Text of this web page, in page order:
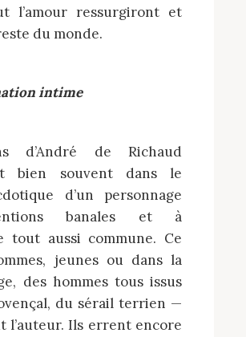
l’amour ressurgiront et
du monde.
intime
bien souvent dans le
d’un personnage
banales et à
tout aussi commune. Ce
jeunes ou dans la
des hommes tous issus
du sérail terrien —
l’auteur. Ils errent encore